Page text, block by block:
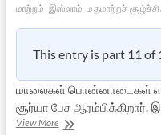
மாற்றம் இஸ்லாம் மதமாற்றச்
This entry is part 11 of
மாலைகள் பொன்னாடைகள்
சூர்யா பேச ஆரம்பிக்கிறார்.
View Moreம(மா)ரியம்மா